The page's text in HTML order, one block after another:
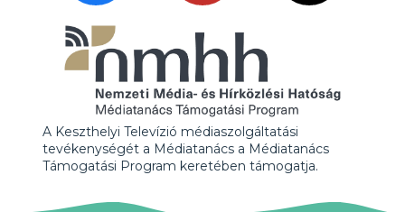
A Keszthelyi Televízió médiaszolgáltatási
tevékenységét a Médiatanács a Médiatanács
Támogatási Program keretében támogatja.